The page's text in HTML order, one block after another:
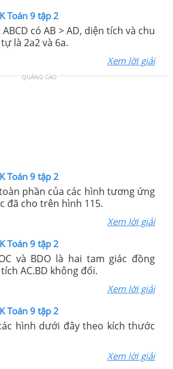
Toán 9 tập 2
có AB > AD, diện tích và chu
là 2a2 và 6a.
Xem lời giải
QUẢNG CÁO
Toán 9 tập 2
phần của các hình tương ứng
đã cho trên hình 115.
Xem lời giải
Toán 9 tập 2
và BDO là hai tam giác đồng
AC.BD không đổi.
Xem lời giải
Toán 9 tập 2
hình dưới đây theo kích thước
Xem lời giải